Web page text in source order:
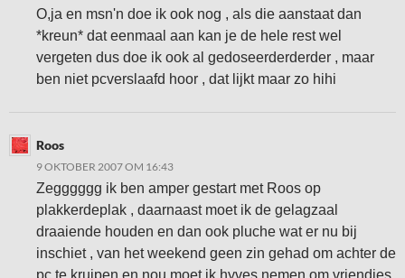
O,ja en msn'n doe ik ook nog , als die aanstaat dan
*kreun* dat eenmaal aan kan je de hele rest wel
vergeten dus doe ik ook al gedoseerderderder , maar
ben niet pcverslaafd hoor , dat lijkt maar zo hihi
Roos
9 OKTOBER 2007 OM 16:43
Zegggggg ik ben amper gestart met Roos op
plakkerdeplak , daarnaast moet ik de gelagzaal
draaiende houden en dan ook pluche wat er nu bij
inschiet , van het weekend geen zin gehad om achter de
pc te kruipen en nou moet ik hyves nemen om vriendjes